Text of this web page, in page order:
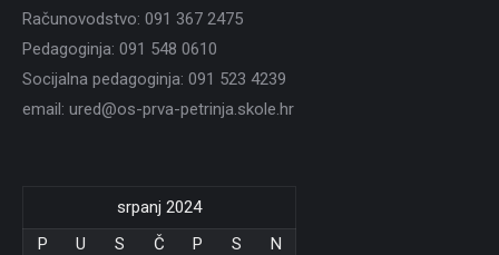
Računovodstvo: 091 367 2475
Pedagoginja: 091 548 0610
Socijalna pedagoginja: 091 523 4239
email: ured@os-prva-petrinja.skole.hr
srpanj 2024
P
U S Č P S
N